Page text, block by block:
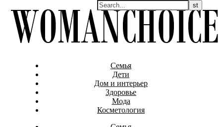
Семья
Дети
Дом и интерьер
Здоровье
Мода
Косметология